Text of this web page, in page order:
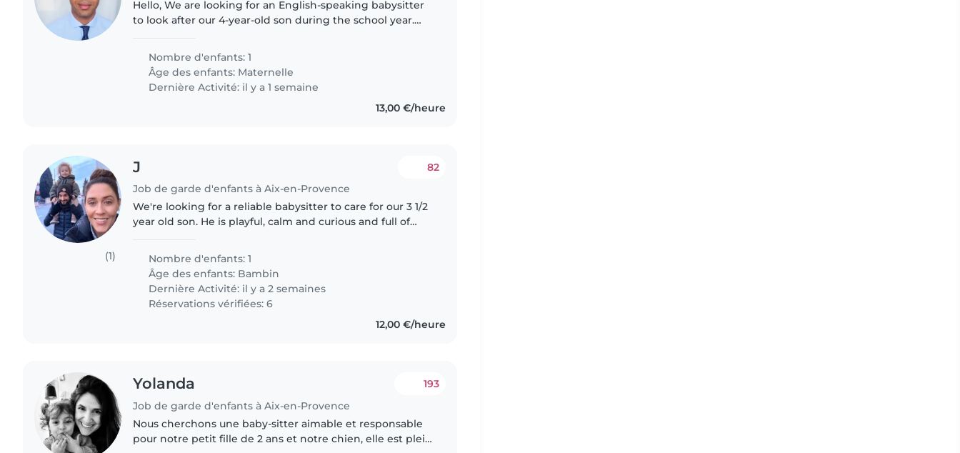
Hello, We are looking for an English-speaking babysitter
to look after our 4-year-old son during the school year.
Nombre d'enfants: 1
Âge des enfants: Maternelle
Dernière Activité: il y a 1 semaine
13,00 €/heure
(1)
J
Job de garde d'enfants à Aix-en-Provence
82
We're looking for a reliable babysitter to care for our 3 1/2
year old son. He is playful, calm and curious and full of
activities and..
Nombre d'enfants: 1
Âge des enfants: Bambin
Dernière Activité: il y a 2 semaines
Réservations vérifiées: 6
12,00 €/heure
Yolanda
Job de garde d'enfants à Aix-en-Provence
193
Nous cherchons une baby-sitter aimable et responsable
pour notre petit fille de 2 ans et notre chien, elle est plein